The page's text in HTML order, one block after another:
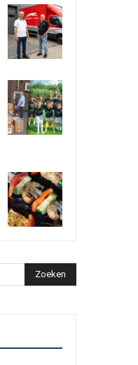
Zoeken